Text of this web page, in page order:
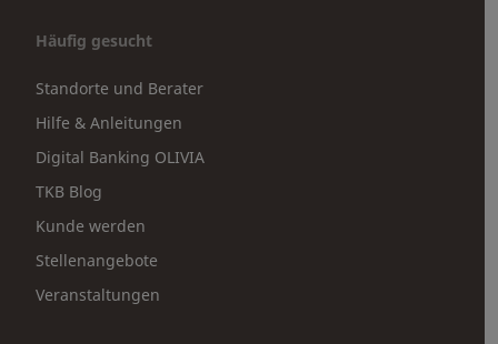
Häufig gesucht
Standorte und Berater
Hilfe & Anleitungen
Digital Banking OLIVIA
TKB Blog
Kunde werden
Stellenangebote
Veranstaltungen